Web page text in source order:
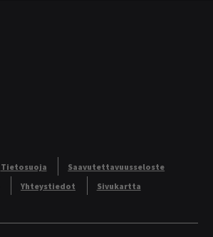
Tietosuoja
Saavutettavuusseloste
Yhteystiedot Sivukartta